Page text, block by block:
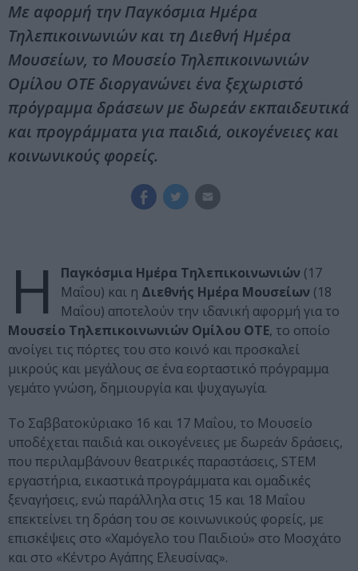
Με αφορμή την Παγκόσμια Ημέρα
Τηλεπικοινωνιών και τη Διεθνή Ημέρα
Μουσείων, το Μουσείο Τηλεπικοινωνιών
Ομίλου ΟΤΕ διοργανώνει ένα ξεχωριστό
πρόγραμμα δράσεων με δωρεάν εκπαιδευτικά
και προγράμματα για παιδιά, οικογένειες και
κοινωνικούς φορείς.
Η Παγκόσμια Ημέρα Τηλεπικοινωνιών (17
Μαΐου) και η Διεθνής Ημέρα Μουσείων (18
Μαΐου) αποτελούν την ιδανική αφορμή για το
Μουσείο Τηλεπικοινωνιών Ομίλου ΟΤΕ, το οποίο
ανοίγει τις πόρτες του στο κοινό και προσκαλεί
μικρούς και μεγάλους σε ένα εορταστικό πρόγραμμα
γεμάτο γνώση, δημιουργία και ψυχαγωγία.
Το Σαββατοκύριακο 16 και 17 Μαΐου, το Μουσείο
υποδέχεται παιδιά και οικογένειες με δωρεάν δράσεις,
που περιλαμβάνουν θεατρικές παραστάσεις, STEM
εργαστήρια, εικαστικά προγράμματα και ομαδικές
ξεναγήσεις, ενώ παράλληλα στις 15 και 18 Μαΐου
επεκτείνει τη δράση του σε κοινωνικούς φορείς, με
επισκέψεις στο «Χαμόγελο του Παιδιού» στο Μοσχάτο
και στο «Κέντρο Αγάπης Ελευσίνας».